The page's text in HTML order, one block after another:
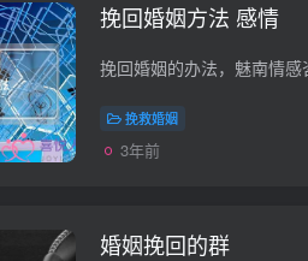
挽回婚姻方法 感情
挽救婚姻
3年前
婚姻挽回的群